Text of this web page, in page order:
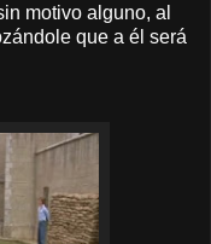
motivo alguno, al
que a él será